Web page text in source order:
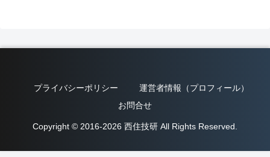
プライバシーポリシー
運営者情報（プロフィール）
お問合せ
Copyright © 2016-2026 西住技研 All Rights Reserved.